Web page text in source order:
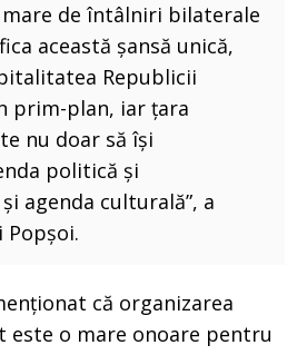
de întâlniri bilaterale
această șansă unică,
Republicii
prim-plan, iar țara
nu doar să își
politică și
agenda culturală”, a
Popșoi.
că organizarea
este o mare onoare pentru